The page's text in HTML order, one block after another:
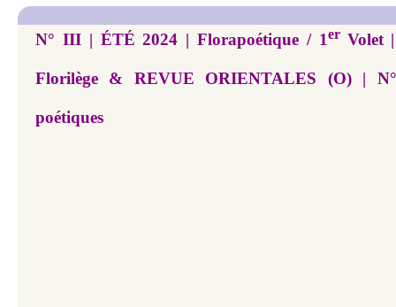
N° III | ÉTÉ 2024 | Florapoétique / 1er Volet
Florilège & REVUE ORIENTALES (O) |
poétiques